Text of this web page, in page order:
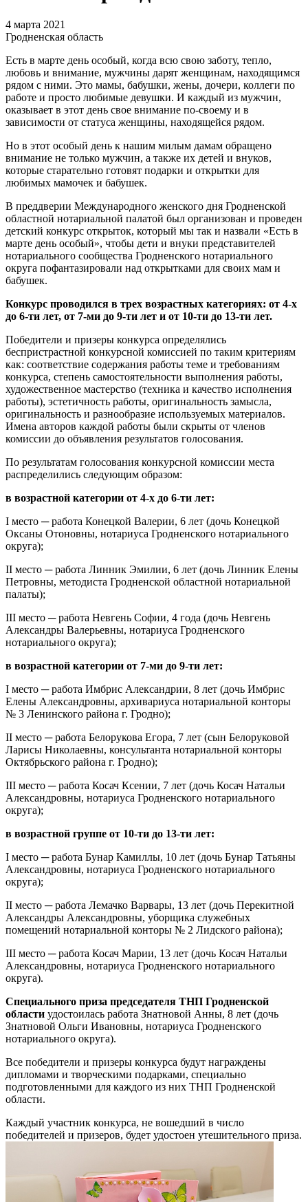
4 марта 2021
Гродненская область
Есть в марте день особый, когда всю свою заботу, тепло,
любовь и внимание, мужчины дарят женщинам, находящимся
рядом с ними. Это мамы, бабушки, жены, дочери, коллеги по
работе и просто любимые девушки. И каждый из мужчин,
оказывает в этот день свое внимание по-своему и в
зависимости от статуса женщины, находящейся рядом.
Но в этот особый день к нашим милым дамам обращено
внимание не только мужчин, а также их детей и внуков,
которые старательно готовят подарки и открытки для
любимых мамочек и бабушек.
В преддверии Международного женского дня Гродненской
областной нотариальной палатой был организован и проведен
детский конкурс открыток, который мы так и назвали «Есть в
марте день особый», чтобы дети и внуки представителей
нотариального сообщества Гродненского нотариального
округа пофантазировали над открытками для своих мам и
бабушек.
Конкурс проводился в трех возрастных категориях: от 4-х
до 6-ти лет, от 7-ми до 9-ти лет и от 10-ти до 13-ти лет.
Победители и призеры конкурса определялись
беспристрастной конкурсной комиссией по таким критериям
как: соответствие содержания работы теме и требованиям
конкурса, степень самостоятельности выполнения работы,
художественное мастерство (техника и качество исполнения
работы), эстетичность работы, оригинальность замысла,
оригинальность и разнообразие используемых материалов.
Имена авторов каждой работы были скрыты от членов
комиссии до объявления результатов голосования.
По результатам голосования конкурсной комиссии места
распределились следующим образом:
в возрастной категории от 4-х до 6-ти лет:
I место ─ работа Конецкой Валерии, 6 лет (дочь Конецкой
Оксаны Отоновны, нотариуса Гродненского нотариального
округа);
II место ─ работа Линник Эмилии, 6 лет (дочь Линник Елены
Петровны, методиста Гродненской областной нотариальной
палаты);
III место ─ работа Невгень Софии, 4 года (дочь Невгень
Александры Валерьевны, нотариуса Гродненского
нотариального округа);
в возрастной категории от 7-ми до 9-ти лет:
I место ─ работа Имбрис Александрии, 8 лет (дочь Имбрис
Елены Александровны, архивариуса нотариальной конторы
№ 3 Ленинского района г. Гродно);
II место ─ работа Белорукова Егора, 7 лет (сын Белоруковой
Ларисы Николаевны, консультанта нотариальной конторы
Октябрьского района г. Гродно);
III место ─ работа Косач Ксении, 7 лет (дочь Косач Натальи
Александровны, нотариуса Гродненского нотариального
округа);
в возрастной группе от 10-ти до 13-ти лет:
I место ─ работа Бунар Камиллы, 10 лет (дочь Бунар Татьяны
Александровны, нотариуса Гродненского нотариального
округа);
II место ─ работа Лемачко Варвары, 13 лет (дочь Перекитной
Александры Александровны, уборщика служебных
помещений нотариальной конторы № 2 Лидского района);
III место ─ работа Косач Марии, 13 лет (дочь Косач Натальи
Александровны, нотариуса Гродненского нотариального
округа).
Специального приза председателя ТНП Гродненской
области удостоилась работа Знатновой Анны, 8 лет (дочь
Знатновой Ольги Ивановны, нотариуса Гродненского
нотариального округа).
Все победители и призеры конкурса будут награждены
дипломами и творческими подарками, специально
подготовленными для каждого из них ТНП Гродненской
области.
Каждый участник конкурса, не вошедший в число
победителей и призеров, будет удостоен утешительного приза.